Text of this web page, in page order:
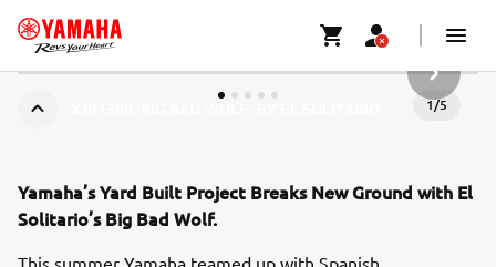
1/5
Yamaha’s Yard Built Project Breaks New Ground with El
Solitario’s Big Bad Wolf.
This summer Yamaha teamed up with Spanish